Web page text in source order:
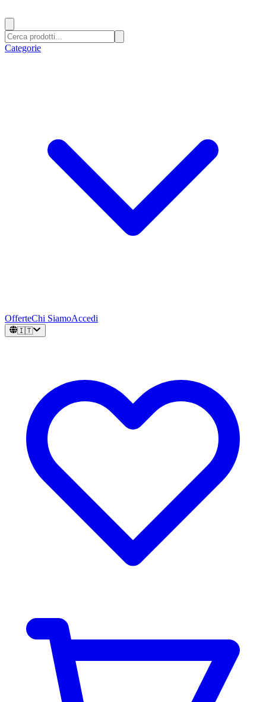
Categorie
OfferteChi SiamoAccedi
🇮🇹